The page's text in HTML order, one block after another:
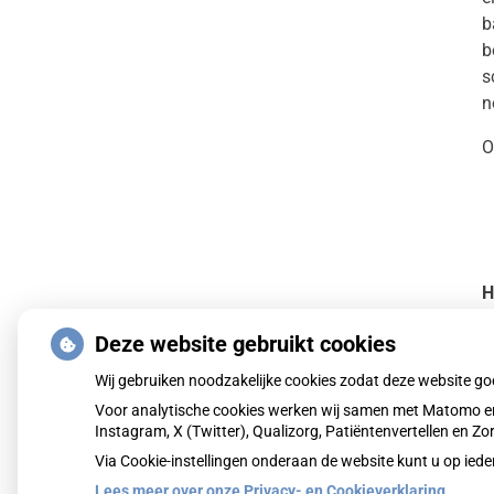
Deze website gebruikt cookies
Wij gebruiken noodzakelijke cookies zodat deze website
Voor analytische cookies werken wij samen met Matomo
Instagram, X (Twitter), Qualizorg, Patiëntenvertellen en
Via Cookie-instellingen onderaan de website kunt u op